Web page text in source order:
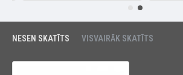
NESEN SKATĪTS VISVAIRĀK SKATĪTS